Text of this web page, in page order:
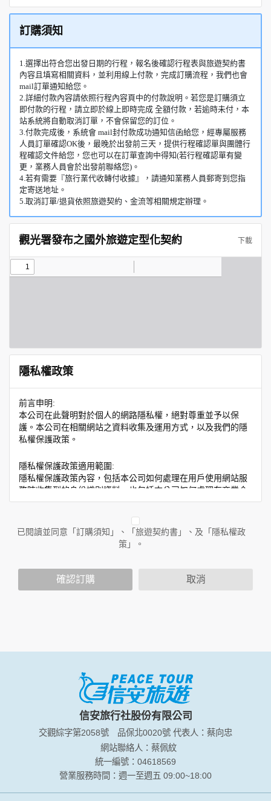
訂購須知
1.選擇出符合您出發日期的行程，報名後確認行程表與旅遊契約書
內容且填寫相關資料，並利用線上付款，完成訂購流程，我們也會
mail訂單通知給您。
2.詳細付款內容請依照行程內容頁中的付款說明。若您是訂購須立
即付款的行程，請立即於線上即時完成 全額付款，若逾時未付，本
站系統將自動取消訂單，不會保留您的訂位。
3.付款完成後，系統會 mail封付款成功通知信函給您，經專屬服務
人員訂單確認OK後，最晚於出發前三天，提供行程確認單與團體行
程確認文件給您，您也可以在訂單查詢中得知(若行程確認單有變
更，業務人員會於出發前聯絡您)。
4.若有需要『旅行業代收轉付收據』，請通知業務人員郵寄到您指
定寄送地址。
5.取消訂單/退貨依照旅遊契約、金流等相關規定辦理。
觀光署發布之國外旅遊定型化契約 下載
隱私權政策
前言申明:
本公司在此聲明對於個人的網路隱私權，絕對尊重並予以保
護。本公司在相關網站之資料收集及運用方式，以及我們的隱
私權保護政策。
隱私權保護政策適用範圍:
隱私權保護政策內容，包括本公司如何處理在用戶使用網站服
務時收集到的身份識別資料，也包括本公司如何處理在商業合
作與本公司合作時分享的任何身份識別資料。隱私權保護政策
人員。例如您透過本公司旗下網站上的廣告廠商連結，這些置
放連結的廠商也可能蒐集您個人的資料。對於您主動提供的個
人資訊，這些廣告廠商或連結網站有其個別的隱私權保護政
您個人在本網站上的聊天室或討論區中任意公開個人資料的行
個人的資料，其範圍如下：
您所提供的姓名、電子郵件地址、聯絡方式及使用時間等。
於一般瀏覽時，伺服器會自行記錄相關行徑，包括您使用連線
設備的 IP 位址、使用時間、使用的瀏覽器、瀏覽及點選資料記
錄等，做為我們增進網站服務的參考依據，此記錄為內部應
用，決不對外公布。
為提供精確的服務，我們會將收集的問卷調查內容進行統計與
分析，分析結果之統計數據或說明文字呈現，除供內部研究
外，我們會視需要公佈統計數據及說明文字，但不涉及特定個
人之資料。
的個人資料揭露予第三人或使用於蒐集目的以外之其他用途。
已閱讀並同意「訂購須知」、「旅遊契約書」、及「隱私權政
策」。
確認訂購 取消
信安旅行社股份有限公司
交觀綜字第2058號 品保北0020號 代表人：蔡向忠
網站聯絡人：蔡佩紋
統一編號：04618569
營業服務時間：週一至週五 09:00~18:00